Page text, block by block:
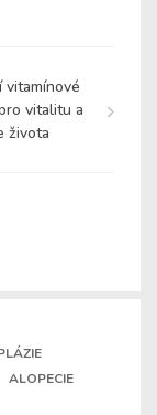
vitamínové
vitalitu a
života
ALOPECIE